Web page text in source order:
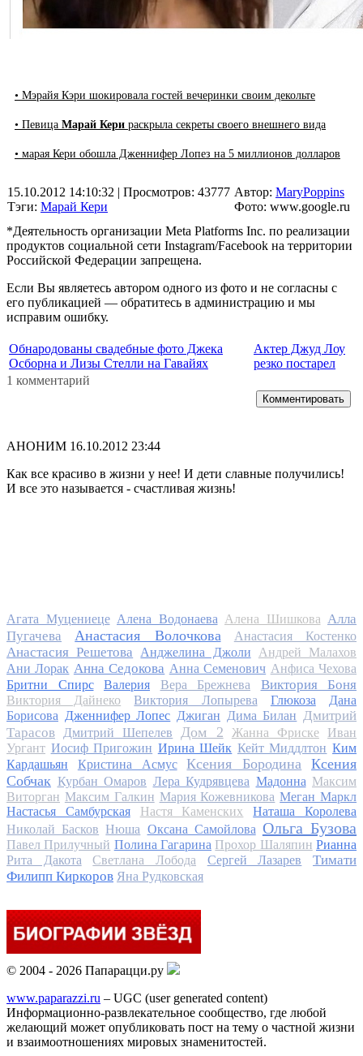
• Мэрайя Кэри шокировала гостей вечеринки своим декольте
• Певица Марай Кери раскрыла секреты своего внешнего вида
• марая Кери обошла Дженнифер Лопез на 5 миллионов долларов
15.10.2012 14:10:32 | Просмотров: 43777
Тэги: Марай Кери
Автор: MaryPoppins
Фото: www.google.ru
*Деятельность организации Meta Platforms Inc. по реализации
продуктов социальной сети Instagram/Facebook на территории
Российской Федерации запрещена.
Если Вы являетесь автором одного из фото и не согласны с
его публикацией — обратитесь в администрацию и мы
исправим ошибку.
Обнародованы свадебные фото Джека
Осборна и Лизы Стелли на Гавайях
Актер Джуд Лоу
резко постарел
1 комментарий
Комментировать
АНОНИМ 16.10.2012 23:44
Как все красиво в жизни у нее! И дети славные получились!
И все это называется - счастливая жизнь!
Агата Муцениеце Алена Водонаева Алена Шишкова Алла
Пугачева
Анастасия Волочкова Анастасия Костенко
Анастасия Решетова Анджелина Джоли
Андрей Малахов
Ани Лорак Анна Седокова Анна Семенович Анфиса Чехова
Бритни Спирс
Валерия Вера Брежнева Виктория Боня
Виктория Дайнеко Виктория Лопырева Глюкоза
Дана
Борисова Дженнифер Лопес Джиган Дима Билан Дмитрий
Тарасов
Дмитрий Шепелев Дом 2 Жанна Фриске
Иван
Ургант Иосиф Пригожин Ирина Шейк Кейт Миддлтон Ким
Кардашьян
Кристина Асмус Ксения Бородина
Ксения
Собчак Курбан Омаров Лера Кудрявцева Мадонна Максим
Виторган Максим Галкин Мария Кожевникова Меган Маркл
Настасья Самбурская
Настя Каменских
Наташа Королева
Николай Басков Нюша Оксана Самойлова Ольга Бузова
Павел Прилучный Полина Гагарина Прохор Шаляпин Рианна
Рита Дакота
Светлана Лобода Сергей Лазарев
Тимати
Филипп Киркоров Яна Рудковская
© 2004 - 2026 Папарацци.ру
www.paparazzi.ru – UGC (user generated content)
Информационно-развлекательное сообщество, где любой
желающий может опубликовать пост на тему о частной жизни
и взаимоотношениях мировых знаменитостей.